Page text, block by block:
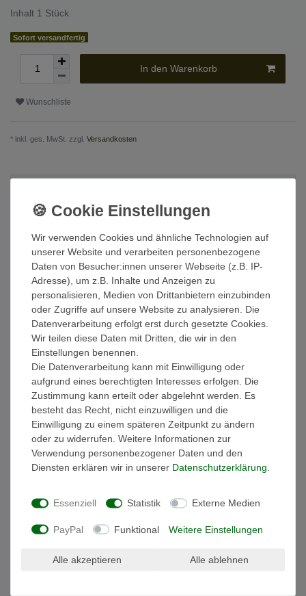
Inhalt 1 Stück
Sofort versandfertig
In den Warenkorb
Wunschliste
* inkl. ges. MwSt. zzgl. Versandkosten
Technische Daten
EU-Verantwortlicher
Faltbarer Yoga Block aus Kapok – Sitz- & Nackenkissen in
einem
Dieser vielseitige Yoga Block aus Thailand ist handgefertigt aus
Baumwolle mit Kapokfüllung. Zusammengeklappt dient er als
Nackenkissen, aufgeklappt als Sitz- oder Meditationskissen. Mit
der angenähten Schnur lässt er sich sicher fixieren.
Kapok ist besonders leicht, formstabil und wasserabweisend –
jedes Stück einzigartig.
Maße:
Wir verwenden Cookies und ähnliche Technologien auf
unserer Website und verarbeiten personenbezogene
Daten von Besucher:innen unserer Webseite (z.B. IP-
Adresse), um z.B. Inhalte und Anzeigen zu
personalisieren, Medien von Drittanbietern einzubinden
oder Zugriffe auf unsere Website zu analysieren. Die
Datenverarbeitung erfolgt erst durch gesetzte Cookies.
Wir teilen diese Daten mit Dritten, die wir in den
Einstellungen benennen.
Die Datenverarbeitung kann mit Einwilligung oder
aufgrund eines berechtigten Interesses erfolgen. Die
Zustimmung kann erteilt oder abgelehnt werden. Es
besteht das Recht, nicht einzuwilligen und die
Einwilligung zu einem späteren Zeitpunkt zu ändern
oder zu widerrufen. Weitere Informationen zur
Verwendung personenbezogener Daten und den
Diensten erklären wir in unserer Daten­schutz­erklärung
Essenziell Statistik Externe Medien
PayPal Funktional Weitere Einstellungen
Alle akzeptieren Alle ablehnen